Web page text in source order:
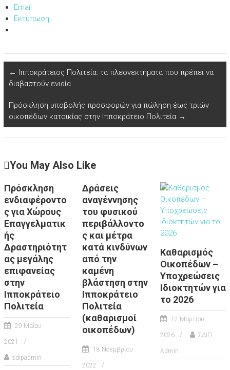
Email
Εκτύπωση
← Ιπποκράτειος Πολιτεία: τα πλεονεκτήματα που πρέπει να
διαβαστούν ενιαία
Πρόσκληση υποβολής προσφορών για πώληση έως τριών
οικοπέδων κατοικίας στην Ιπποκράτειο Πολιτεία →
You May Also Like
Πρόσκληση
ενδιαφέροντο
ς για Χώρους
Επαγγελματικ
ής
Δραστηριότητ
ας μεγάλης
επιφανείας
στην
Ιπποκράτειο
Πολιτεία
29 Μαΐου
2021
sdipadmin
Δράσεις
αναγέννησης
του φυσικού
περιβάλλοντο
ς και μέτρα
κατά κινδύνων
από την
καμένη
βλάστηση στην
Ιπποκράτειο
Πολιτεία
(καθαρισμοί
οικοπέδων)
18 Νοεμβρίου
2022
Καθαρισμός
Οικοπέδων –
Υποχρεώσεις
Ιδιοκτητών για
το 2026
12 Μαρτίου
2026 ΣΔΙΠ
Admin